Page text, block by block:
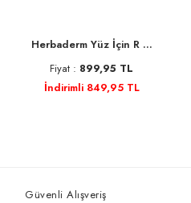
Herbaderm Yüz İçin R ...
Fiyat : 899,95 TL
İndirimli 849,95 TL
Güvenli Alışveriş